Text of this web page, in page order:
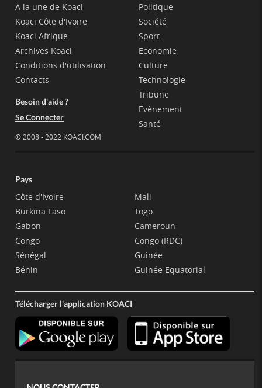
A la une de Koaci
Koaci Côte d'Ivoire
Koaci Afrique
Archives Koaci
Conditions d'utilisation
Contacts
Besoin d'aide ?
Se Connecter
© 2008 - 2022 KOACI.COM
Politique
Société
Sport
Economie
Culture
Technologie
Tribune
Evènement
Santé
Pays
Côte d'Ivoire
Burkina Faso
Gabon
Congo
Sénégal
Bénin
Mali
Togo
Cameroun
Congo (RDC)
Guinée
Guinée Equatorial
Télécharger l'application KOACI